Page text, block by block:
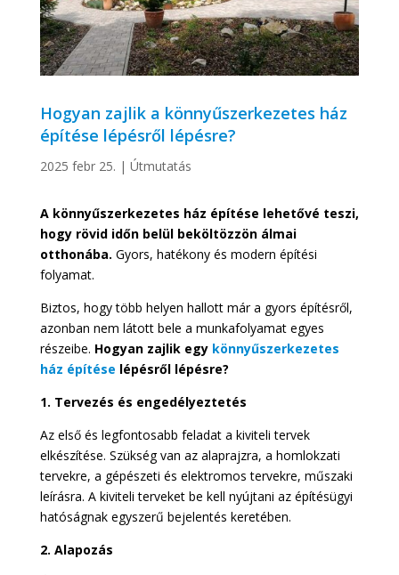
Hogyan zajlik a könnyűszerkezetes ház
építése lépésről lépésre?
2025 febr 25. | Útmutatás
A könnyűszerkezetes ház építése lehetővé teszi,
hogy rövid időn belül beköltözzön álmai
otthonába. Gyors, hatékony és modern építési
folyamat.
Biztos, hogy több helyen hallott már a gyors építésről,
azonban nem látott bele a munkafolyamat egyes
részeibe. Hogyan zajlik egy könnyűszerkezetes
ház építése lépésről lépésre?
1. Tervezés és engedélyeztetés
Az első és legfontosabb feladat a kiviteli tervek
elkészítése. Szükség van az alaprajzra, a homlokzati
tervekre, a gépészeti és elektromos tervekre, műszaki
leírásra. A kiviteli terveket be kell nyújtani az építésügyi
hatóságnak egyszerű bejelentés keretében.
2. Alapozás